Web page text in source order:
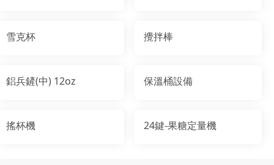
雪克杯 攪拌棒
鋁兵鏟(中) 12oz 保溫桶設備
搖杯機 24鍵-果糖定量機